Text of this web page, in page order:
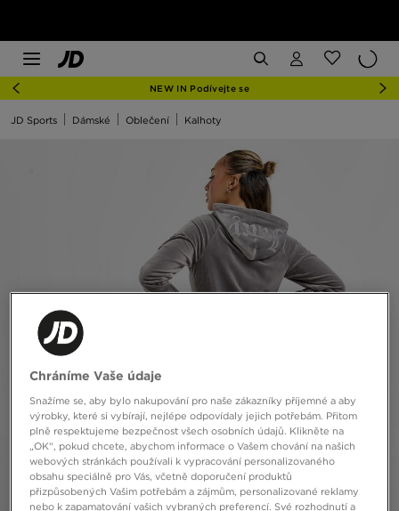
NEW IN Podívejte se
JD Sports Dámské Oblečení Kalhoty
Chráníme Vaše údaje
Snažíme se, aby bylo nakupování pro naše zákazníky příjemné a aby
výrobky, které si vybírají, nejlépe odpovídaly jejich potřebám. Přitom
plně respektujeme bezpečnost všech osobních údajů. Klikněte na
„OK“, pokud chcete, abychom informace o Vašem chování na našich
webových stránkách používali k vypracování personalizovaného
obsahu speciálně pro Vás, včetně doporučení produktů
přizpůsobených Vašim potřebám a zájmům, personalizované reklamy
nebo k zapamatování vašich vybraných preferencí. Své rozhodnutí a